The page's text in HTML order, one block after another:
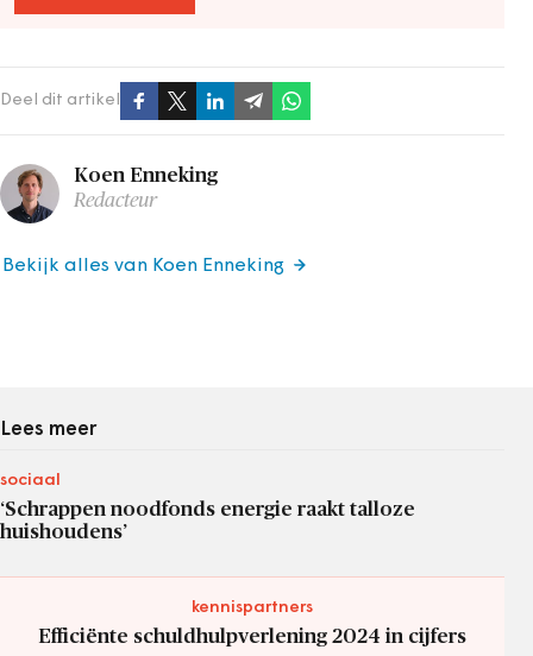
Deel dit artikel
Koen Enneking
Redacteur
Bekijk alles van Koen Enneking
Lees meer
sociaal
‘Schrappen noodfonds energie raakt talloze
huishoudens’
kennispartners
Efficiënte schuldhulpverlening 2024 in cijfers